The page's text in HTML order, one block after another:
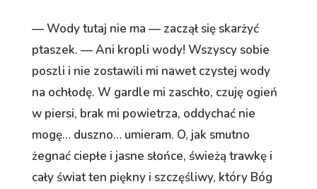
— Wody tutaj nie ma — zaczął się skarżyć
ptaszek. — Ani kropli wody! Wszyscy sobie
poszli i nie zostawili mi nawet czystej wody
na ochłodę. W gardle mi zaschło, czuję ogień
w piersi, brak mi powietrza, oddychać nie
mogę… duszno… umieram. O, jak smutno
żegnać ciepłe i jasne słońce, świeżą trawkę i
cały świat ten piękny i szczęśliwy, który Bóg